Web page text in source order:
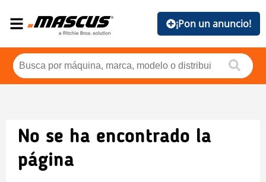
¡Pon un anuncio!
No se ha encontrado la
página